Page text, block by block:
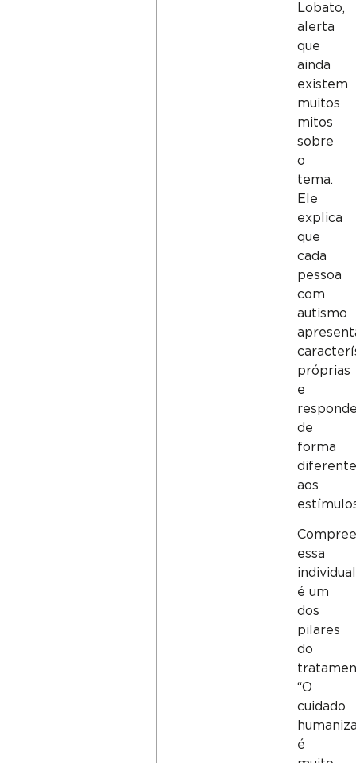
Lobato,
alerta
que
ainda
existem
muitos
mitos
sobre
o
tema.
Ele
explica
que
cada
pessoa
com
autismo
próprias
e
de
forma
diferente
aos
essa
é um
dos
pilares
do
“O
cuidado
é